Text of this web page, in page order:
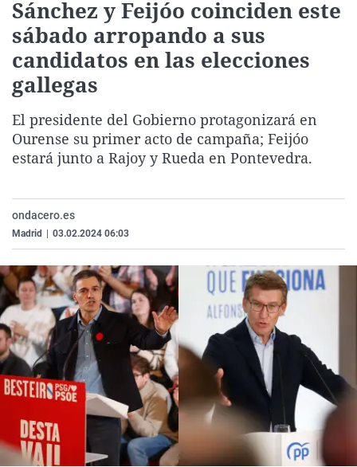
La rosa de los
Gente viajera
Como el perro y el
Caso
Retornados
Equipo de
Extremadura
Galicia
La Rioja
País Vasco
Virales
Televisión
Elecciones
Sánchez y Feijóo coinciden este
sábado arropando a sus
candidatos en las elecciones
gallegas
El presidente del Gobierno protagonizará en
Ourense su primer acto de campaña; Feijóo
estará junto a Rajoy y Rueda en Pontevedra.
ondacero.es
Madrid 03.02.2024 06:03